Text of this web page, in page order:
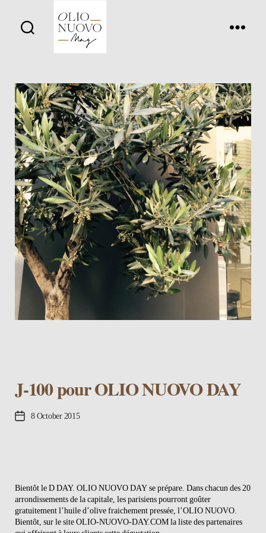
Days
J-100 pour OLIO NUOVO DAY
Post8 October 2015
Bientôt le D DAY. OLIO NUOVO DAY se prépare. Dans chacun des 20
arrondissements de la capitale, les parisiens pourront goûter
gratuitement l’huile d’olive fraichement pressée, l’OLIO NUOVO.
Bientôt, sur le site OLIO-NUOVO-DAY.COM la liste des partenaires